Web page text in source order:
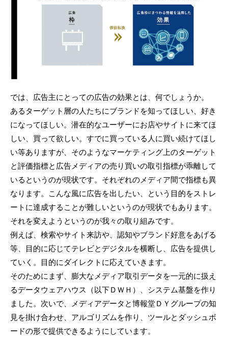
では、広告主にとっての広告の効果とは、何でしょうか。
あるターゲット層の人たちにブランドを知ってほしい、好き
になってほしい。潜在的なユーザーにお店やサイトに来てほ
しい、買って欲しい。すでに買っている人に買い続けてほし
い等ありますが、そのようなマーケティング上のターゲット
と評価指標と広告メディアの売り買いの取引指標が乖離して
いるというのが現状です。それぞれのメディア間で指標も異
なります。こんな風に広告を出したい、という目的をストレ
ートに達成することが難しいというのが現状でもあります。
それを変えようというのが我々の取り組みです。
例えば、検索やサイト来訪や、認知やブランド好意をあげる
等、目的に応じてテレビとデジタルを横断し、広告を提供し
ていく。目的にダイレクトに応えていきます。
そのためにまず、膨大なメディア取引データを一元的に扱え
るデータウェアハウス（以下ＤＷＨ）、システム基盤を作り
ました。次いで、メディアデータと博報堂ＤＹグループの知
見を掛け合わせ、アルゴリズムを作り、ツールとダッシュボ
ードの形で提供できるようにしています。